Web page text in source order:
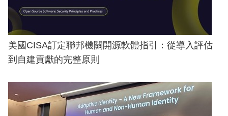
美國CISA訂定聯邦機關開源軟體指引：從導入評估
到自建貢獻的完整原則